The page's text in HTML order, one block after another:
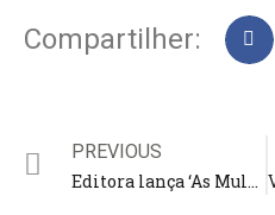
Compartilher:
PREVIOUS
Editora lança ‘As Mulheres Pretas da Bíblia’; obra retrata a identidade feminina por meio de histórias bíblicas